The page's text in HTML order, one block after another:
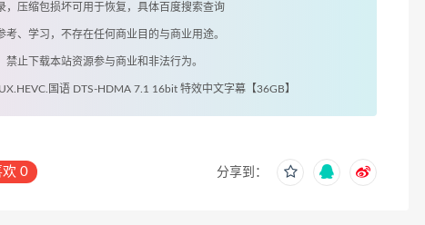
压缩包损坏可用于恢复，具体百度搜索查询
、学习，不存在任何商业目的与商业用途。
止下载本站资源参与商业和非法行为。
国语 DTS-HDMA 7.1 16bit 特效中文字幕【36GB】
欢0 分享到：